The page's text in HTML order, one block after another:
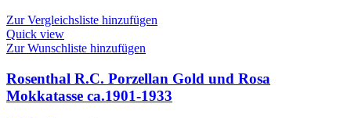
Zur Vergleichsliste hinzufügen
Quick view
Zur Wunschliste hinzufügen
Rosenthal R.C. Porzellan Gold und Rosa
Mokkatasse ca.1901-1933